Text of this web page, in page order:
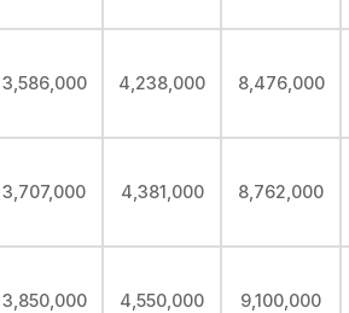
3,586,000 4,238,000 8,476,000
3,707,000 4,381,000 8,762,000
3,850,000 4,550,000 9,100,000